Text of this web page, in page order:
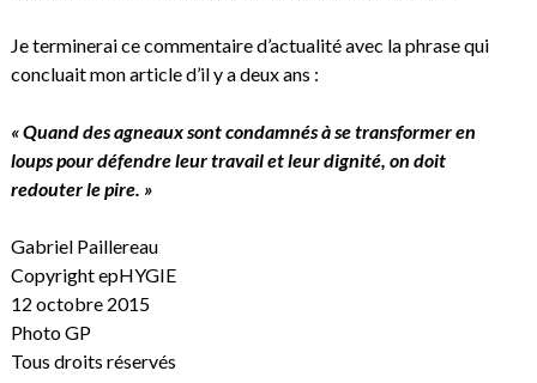
Je terminerai ce commentaire d’actualité avec la phrase qui
concluait mon article d’il y a deux ans :
« Quand des agneaux sont condamnés à se transformer en
loups pour défendre leur travail et leur dignité, on doit
redouter le pire. »
Gabriel Paillereau
Copyright epHYGIE
12 octobre 2015
Photo GP
Tous droits réservés